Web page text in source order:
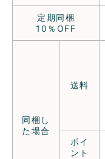
定期同梱
10％OFF
同梱し
た場合
送料
ポイ
ント